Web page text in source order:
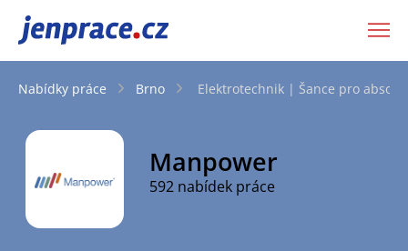
JenPráce.cz
Nabídky práce Brno Elektrotechnik | Šance pro
Manpower
592 nabídek práce